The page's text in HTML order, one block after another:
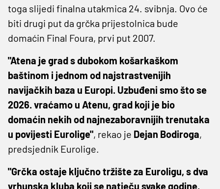
toga slijedi finalna utakmica 24. svibnja. Ovo će
biti drugi put da grčka prijestolnica bude
domaćin Final Foura, prvi put 2007.
"Atena je grad s dubokom košarkaškom
baštinom i jednom od najstrastvenijih
navijačkih baza u Europi. Uzbuđeni smo što se
2026. vraćamo u Atenu, grad koji je bio
domaćin nekih od najnezaboravnijih trenutaka
u povijesti Eurolige", rekao je Dejan Bodiroga,
predsjednik Eurolige.
"Grčka ostaje ključno tržište za Euroligu, s dva
vrhunska kluba koji se natječu svake godine,